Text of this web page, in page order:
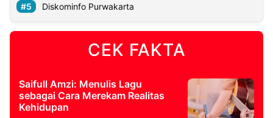
Diskominfo Purwakarta
CEK FAKTA
Saifull Amzi: Menulis Lagu
sebagai Cara Merekam Realitas
Kehidupan